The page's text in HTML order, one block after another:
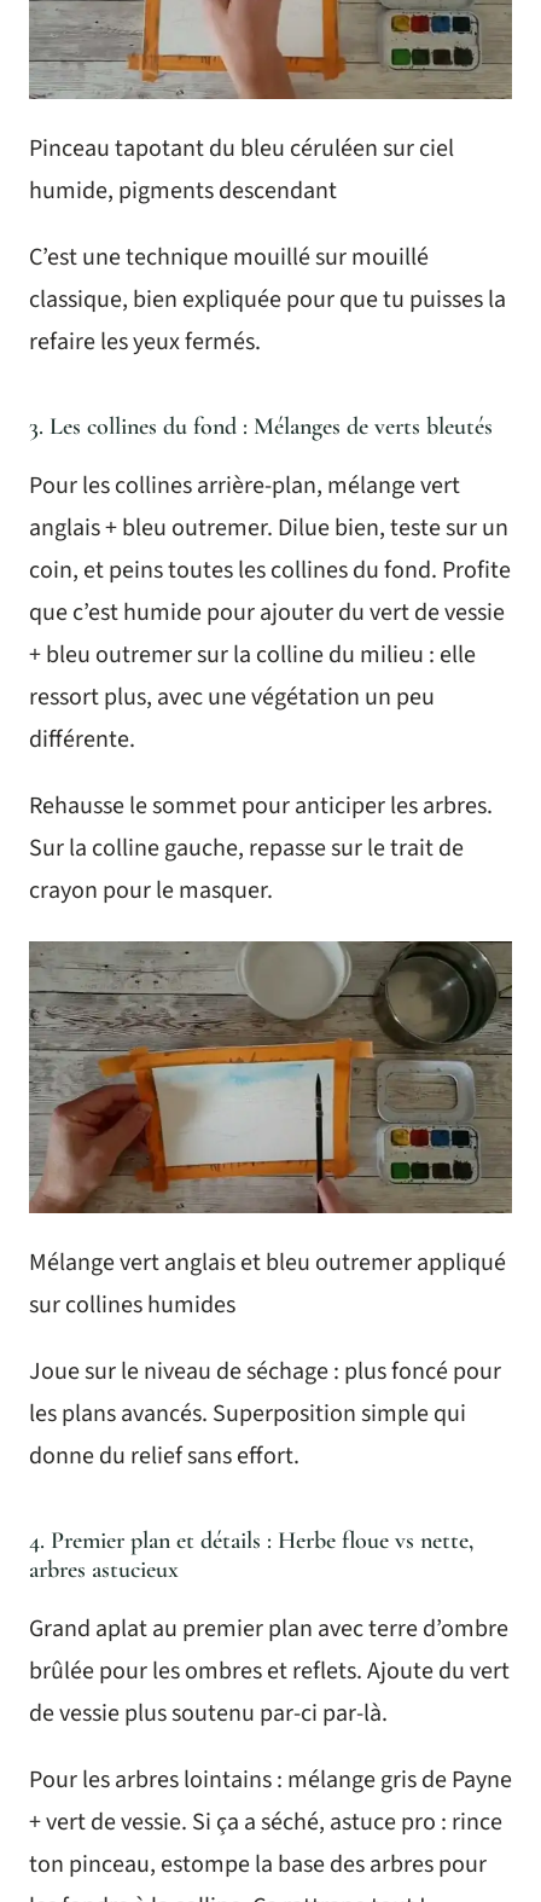
Pinceau tapotant du bleu céruléen sur ciel
humide, pigments descendant
C’est une technique mouillé sur mouillé
classique, bien expliquée pour que tu puisses la
refaire les yeux fermés.
3. Les collines du fond : Mélanges de verts bleutés
Pour les collines arrière-plan, mélange vert
anglais + bleu outremer. Dilue bien, teste sur un
coin, et peins toutes les collines du fond. Profite
que c’est humide pour ajouter du vert de vessie
+ bleu outremer sur la colline du milieu : elle
ressort plus, avec une végétation un peu
différente.
Rehausse le sommet pour anticiper les arbres.
Sur la colline gauche, repasse sur le trait de
crayon pour le masquer.
Mélange vert anglais et bleu outremer appliqué
sur collines humides
Joue sur le niveau de séchage : plus foncé pour
les plans avancés. Superposition simple qui
donne du relief sans effort.
4. Premier plan et détails : Herbe floue vs nette,
arbres astucieux
Grand aplat au premier plan avec terre d’ombre
brûlée pour les ombres et reflets. Ajoute du vert
de vessie plus soutenu par-ci par-là.
Pour les arbres lointains : mélange gris de Payne
+ vert de vessie. Si ça a séché, astuce pro : rince
ton pinceau, estompe la base des arbres pour